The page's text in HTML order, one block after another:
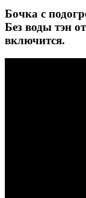
Бочка с
Без воды тэн
включится.